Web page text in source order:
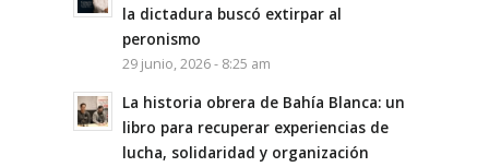
la dictadura buscó extirpar al
peronismo
29 junio, 2026 - 8:25 am
La historia obrera de Bahía Blanca: un
libro para recuperar experiencias de
lucha, solidaridad y organización